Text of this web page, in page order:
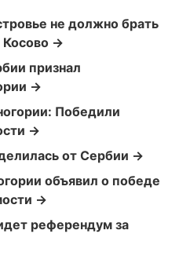
не должно брать
Косово →
признал
→
Победили
→
от Сербии →
объявил о победе
→
референдум за